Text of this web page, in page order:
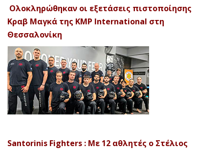
Ολοκληρώθηκαν οι εξετάσεις πιστοποίησης
Κραβ Μαγκά της KMP International στη
Θεσσαλονίκη
Santorinis Fighters : Με 12 αθλητές ο Στέλιος